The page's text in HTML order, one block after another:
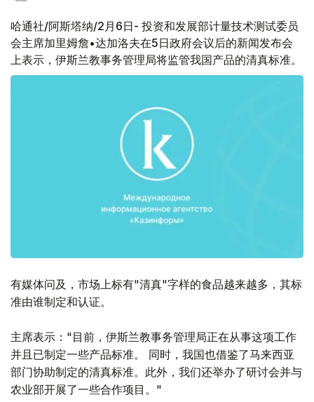
哈通社/阿斯塔纳/2月6日- 投资和发展部计量技术测试委员
会主席加里姆詹•达加洛夫在5日政府会议后的新闻发布会
上表示，伊斯兰教事务管理局将监管我国产品的清真标准。
有媒体问及，市场上标有"清真"字样的食品越来越多，其标
准由谁制定和认证。
主席表示："目前，伊斯兰教事务管理局正在从事这项工作
并且已制定一些产品标准。 同时，我国也借鉴了马来西亚
部门协助制定的清真标准。此外，我们还举办了研讨会并与
农业部开展了一些合作项目。"